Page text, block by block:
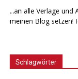
...an alle Verlage
meinen Blog setzen!
Schlagwörter